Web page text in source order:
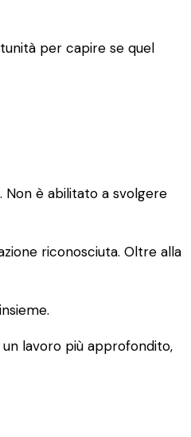
per capire se quel
Non è abilitato a svolgere
riconosciuta. Oltre alla
lavoro più approfondito,